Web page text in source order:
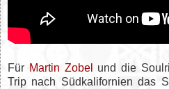
Für Martin Zobel
und die
Trip nach Südkalifornien das